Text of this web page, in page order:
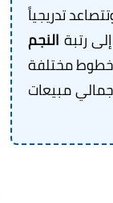
يبدأ من رتبة "عضو جديد" بنسبة عمولة 6%، وتتصاعد تدريجياً
النجم
من فريقك في خطوط مختلفة
مبيعات